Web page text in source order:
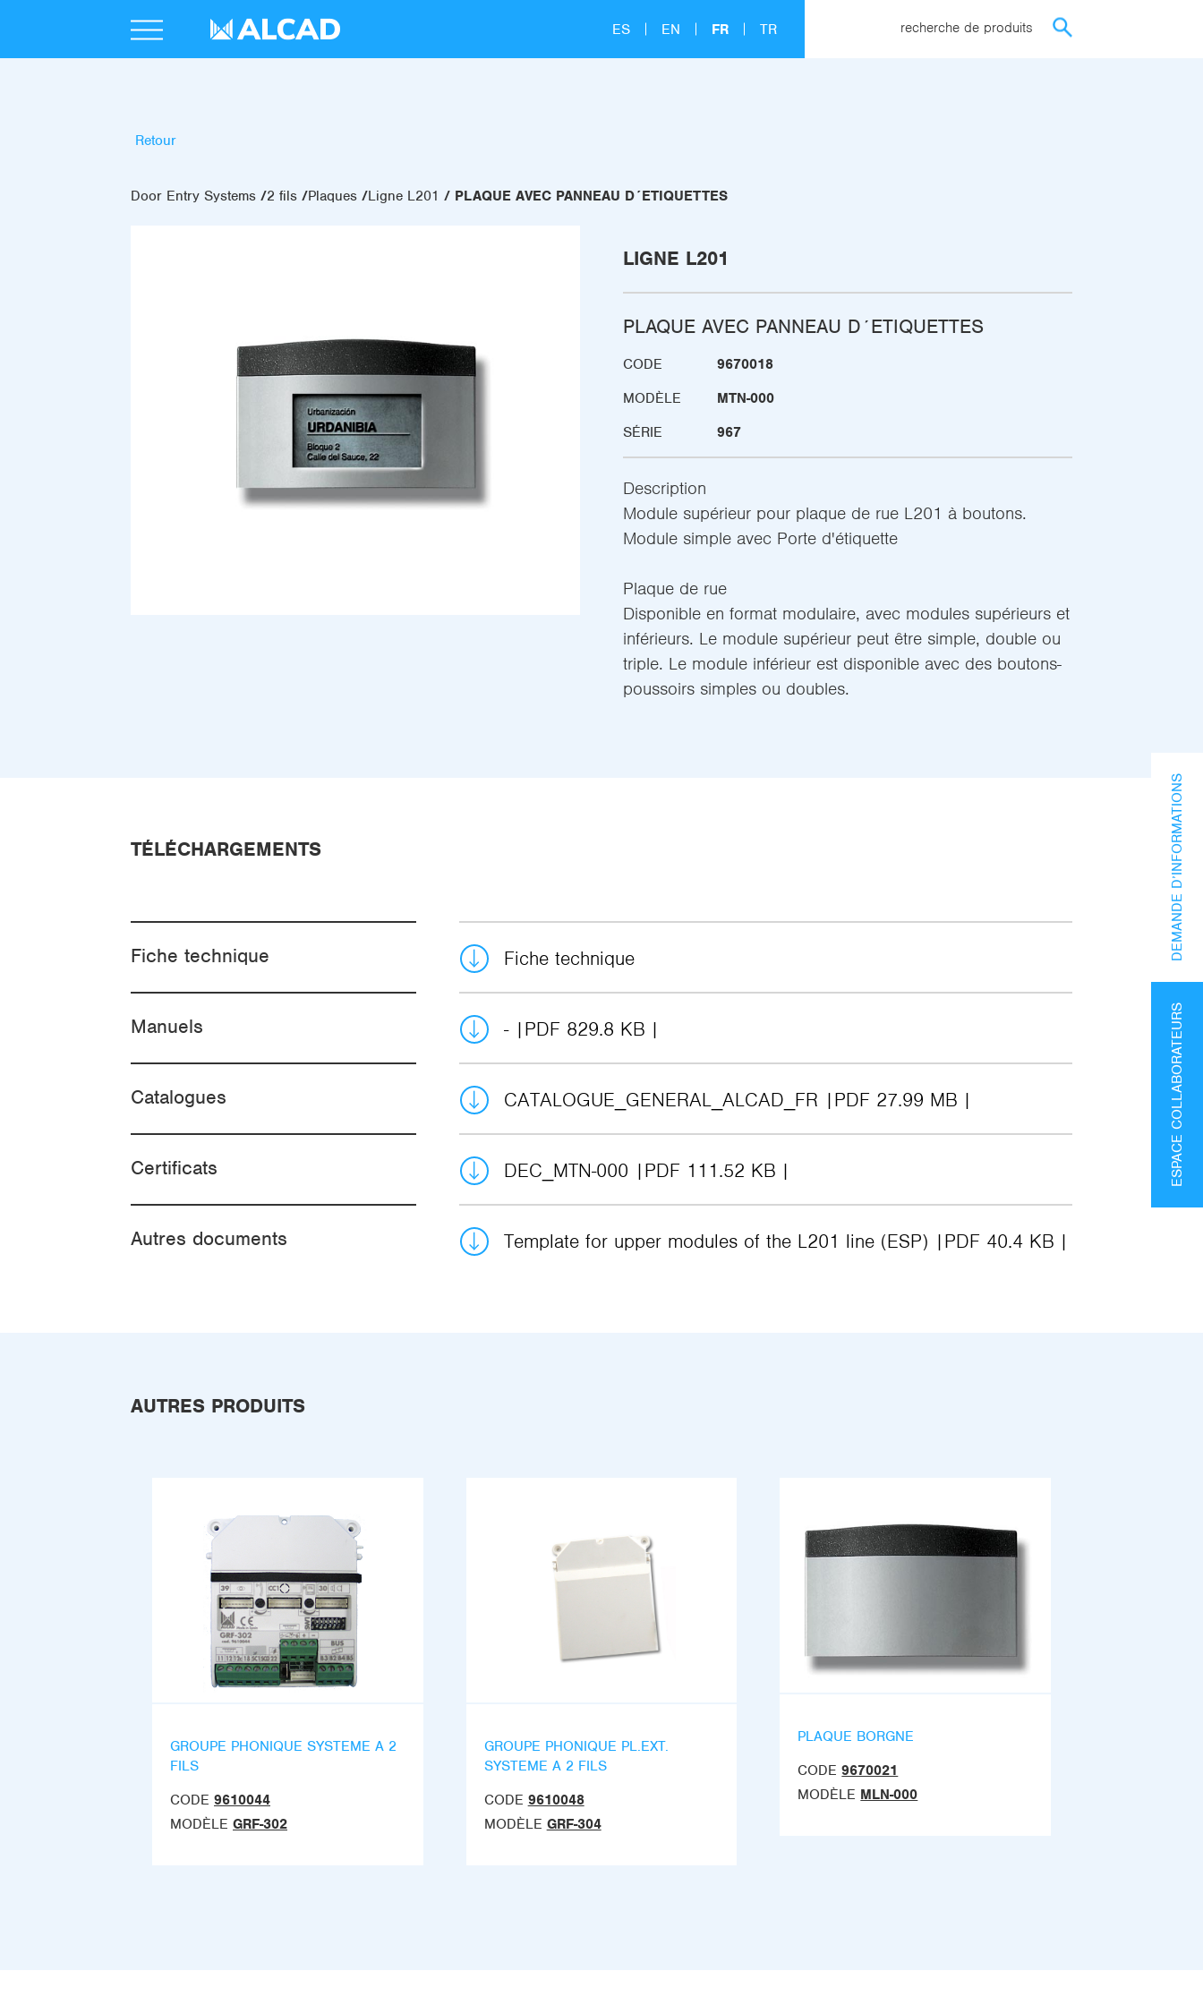
ES EN FR TR recherche de produits
Retour
Door Entry Systems 2 fils Plaques Ligne L201 PLAQUE AVEC PANNEAU D´ETIQUETTES
LIGNE L201
PLAQUE AVEC PANNEAU D´ETIQUETTES
CODE
9670018
MODÈLE
MTN-000
SÉRIE
967
Description
Module supérieur pour plaque de rue L201 à boutons.
Module simple avec Porte d'étiquette
Plaque de rue
Disponible en format modulaire, avec modules supérieurs et
inférieurs. Le module supérieur peut être simple, double ou
triple. Le module inférieur est disponible avec des boutons-
poussoirs simples ou doubles.
TÉLÉCHARGEMENTS
Fiche technique Fiche technique
Manuels - PDF 829.8 KB
Catalogues CATALOGUE_GENERAL_ALCAD_FR PDF 27.99 MB
Certificats DEC_MTN-000 PDF 111.52 KB
Autres documents Template for upper modules of the L201 line (ESP) PDF 40.4 KB
AUTRES PRODUITS
GROUPE PHONIQUE SYSTEME A 2
FILS
CODE 9610044
MODÈLE GRF-302
GROUPE PHONIQUE PL.EXT.
SYSTEME A 2 FILS
CODE 9610048
MODÈLE GRF-304
PLAQUE BORGNE
CODE 9670021
MODÈLE MLN-000
ESPACE COLLABORATEURS
DEMANDE D’INFORMATIONS